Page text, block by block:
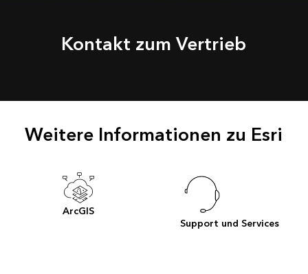
Kontakt zum Vertrieb
Weitere Informationen zu Esri
ArcGIS
Support und Services